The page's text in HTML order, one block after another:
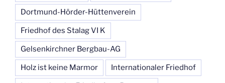
Dortmund-Hörder-Hüttenverein
Friedhof des Stalag VI K
Gelsenkirchner Bergbau-AG
Holz ist keine Marmor Internationaler Friedhof